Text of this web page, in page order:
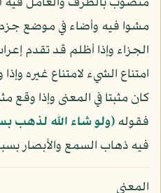
مشوا فيه وأضاء في موضع
الجزاء وإذا أظلم قد تقدم
امتناع الشيء لامتناع غيره
كان مثبتا في المعنى وإذا وقع
فقوله﴿ولو شاء الله لذهب
فيه ذهاب السمع والأبصار
المعنى